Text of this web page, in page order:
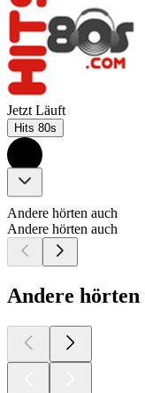
Jetzt Läuft
Hits 80s
Andere hörten auch
Andere hörten auch
Andere hörten